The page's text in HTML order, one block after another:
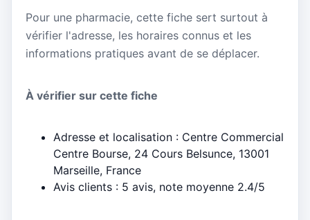
Pour une pharmacie, cette fiche sert surtout à
vérifier l'adresse, les horaires connus et les
informations pratiques avant de se déplacer.
À vérifier sur cette fiche
Adresse et localisation : Centre Commercial
Centre Bourse, 24 Cours Belsunce, 13001
Marseille, France
Avis clients : 5 avis, note moyenne 2.4/5